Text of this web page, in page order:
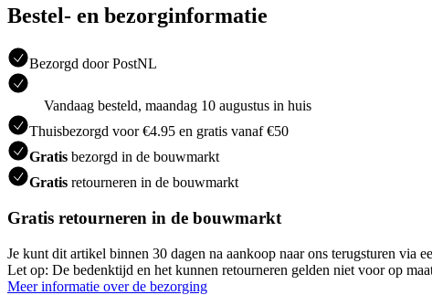
Bestel- en bezorginformatie
Bezorgd door PostNL
Vandaag besteld, maandag 10 augustus in huis
Thuisbezorgd voor €4.95 en gratis vanaf €50
Gratis bezorgd in de bouwmarkt
Gratis retourneren in de bouwmarkt
Gratis retourneren in de bouwmarkt
Je kunt dit artikel binnen 30 dagen na aankoop naar ons terugsturen via
Let op: De bedenktijd en het kunnen retourneren gelden niet voor op
Meer informatie over de bezorging